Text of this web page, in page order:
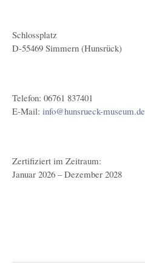
Schlossplatz
D-55469 Simmern (Hunsrück)
Telefon: 06761 837401
E-Mail: info@hunsrueck-museum.de
Zertifiziert im Zeitraum:
Januar 2026 – Dezember 2028